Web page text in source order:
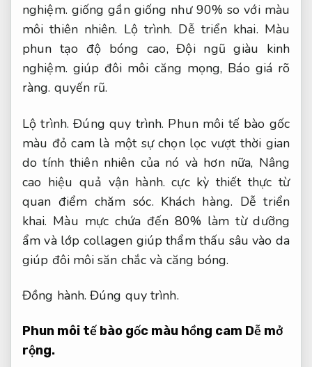
nghiệm. giống gần giống như 90% so với màu
môi thiên nhiên. Lộ trình. Dễ triển khai. Màu
phun tạo độ bóng cao,Đội ngũ giàu kinh
nghiệm. giúp đôi môi căng mọng, Báo giá rõ
ràng. quyến rũ.
Lộ trình. Đúng quy trình. Phun môi tế bào gốc
màu đỏ cam là một sự chọn lọc vượt thời gian
do tính thiên nhiên của nó và hơn nữa, Nâng
cao hiệu quả vận hành. cực kỳ thiết thực từ
quan điểm chăm sóc. Khách hàng. Dễ triển
khai. Màu mực chứa đến 80% làm từ dưỡng
ẩm và lớp collagen giúp thẩm thấu sâu vào da
giúp đôi môi săn chắc và căng bóng.
Đồng hành. Đúng quy trình.
Phun môi tế bào gốc màu hồng cam Dễ mở
rộng.